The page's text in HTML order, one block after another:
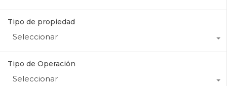
Tipo de propiedad
Seleccionar
Tipo de Operación
Seleccionar